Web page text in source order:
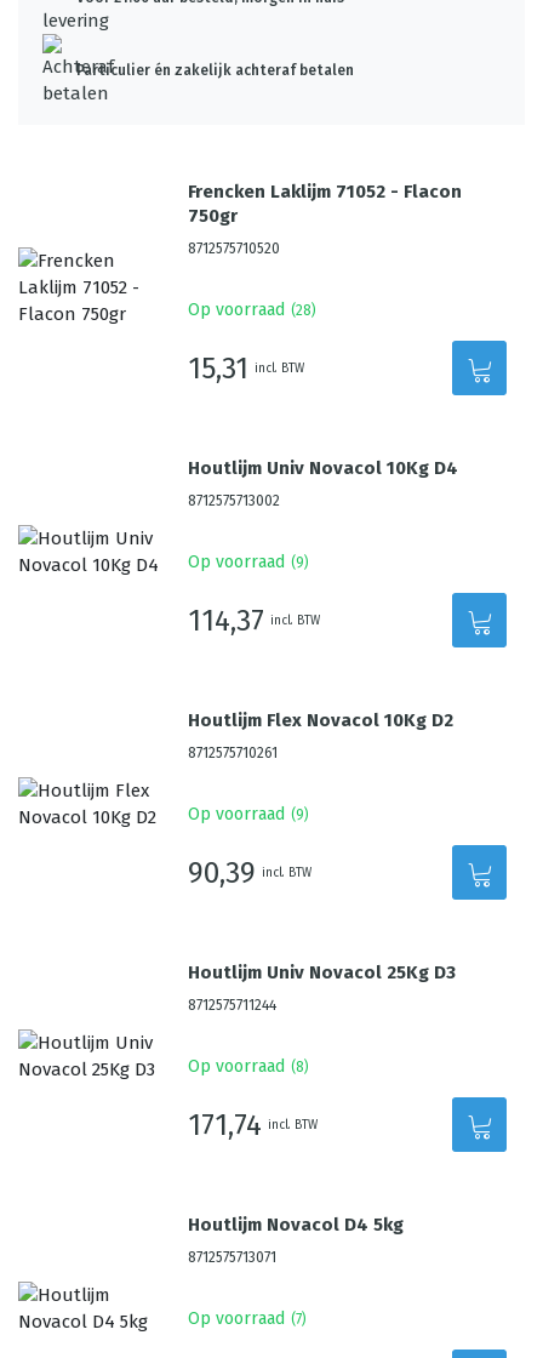
Particulier én zakelijk achteraf betalen
Frencken Laklijm 71052 - Flacon
750gr
8712575710520
Op voorraad (28)
15,31 incl. BTW
Houtlijm Univ Novacol 10Kg D4
8712575713002
Op voorraad (9)
114,37 incl. BTW
Houtlijm Flex Novacol 10Kg D2
8712575710261
Op voorraad (9)
90,39 incl. BTW
Houtlijm Univ Novacol 25Kg D3
8712575711244
Op voorraad (8)
171,74 incl. BTW
Houtlijm Novacol D4 5kg
8712575713071
Op voorraad (7)